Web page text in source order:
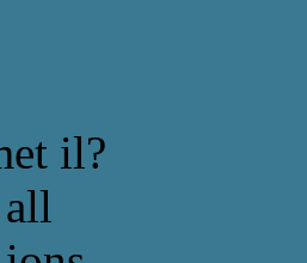
il?